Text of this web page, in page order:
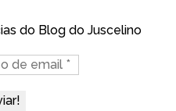
do Blog do Juscelino